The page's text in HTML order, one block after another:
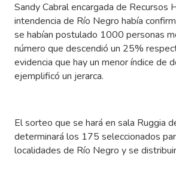
Sandy Cabral encargada de Recursos
intendencia de Río Negro había
se habían postulado 1000 personas
número que descendió un 25%
evidencia que hay un menor índice de
ejemplificó un jerarca.
El sorteo que se hará en sala Ruggia
determinará los 175 seleccionados
localidades de Río Negro y se